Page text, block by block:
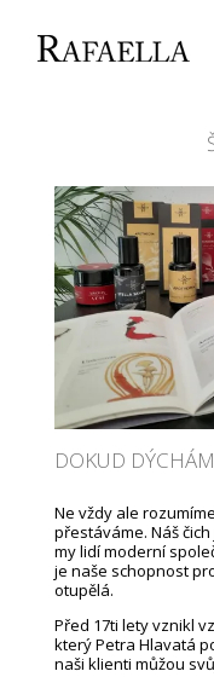
obsahu
webu
DOKUD
Ne vždy ale
přestáváme. Náš
my lidí moderní
je naše schopnost
otupělá.
Před 17ti lety vznikl
který Petra Hlavatá
naši klienti můžou